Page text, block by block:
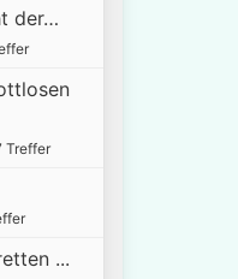
der…
Treffer
...